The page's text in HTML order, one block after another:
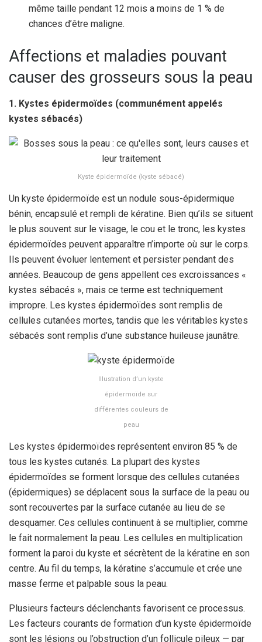
même taille pendant 12 mois a moins de 1 % de
chances d’être maligne.
Affections et maladies pouvant
causer des grosseurs sous la peau
1. Kystes épidermoïdes (communément appelés
kystes sébacés)
Kyste épidermoïde (kyste sébacé)
Un kyste épidermoïde est un nodule sous-épidermique
bénin, encapsulé et rempli de kératine. Bien qu’ils se situent
le plus souvent sur le visage, le cou et le tronc, les kystes
épidermoïdes peuvent apparaître n’importe où sur le corps.
Ils peuvent évoluer lentement et persister pendant des
années. Beaucoup de gens appellent ces excroissances «
kystes sébacés », mais ce terme est techniquement
impropre. Les kystes épidermoïdes sont remplis de
cellules cutanées mortes, tandis que les véritables kystes
sébacés sont remplis d’une substance huileuse jaunâtre.
Illustration d’un kyste
épidermoïde sur
différentes couleurs de
peau
Les kystes épidermoïdes représentent environ 85 % de
tous les kystes cutanés. La plupart des kystes
épidermoïdes se forment lorsque des cellules cutanées
(épidermiques) se déplacent sous la surface de la peau ou
sont recouvertes par la surface cutanée au lieu de se
desquamer. Ces cellules continuent à se multiplier, comme
le fait normalement la peau. Les cellules en multiplication
forment la paroi du kyste et sécrètent de la kératine en son
centre. Au fil du temps, la kératine s’accumule et crée une
masse ferme et palpable sous la peau.
Plusieurs facteurs déclenchants favorisent ce processus.
Les facteurs courants de formation d’un kyste épidermoïde
sont les lésions ou l’obstruction d’un follicule pileux — par